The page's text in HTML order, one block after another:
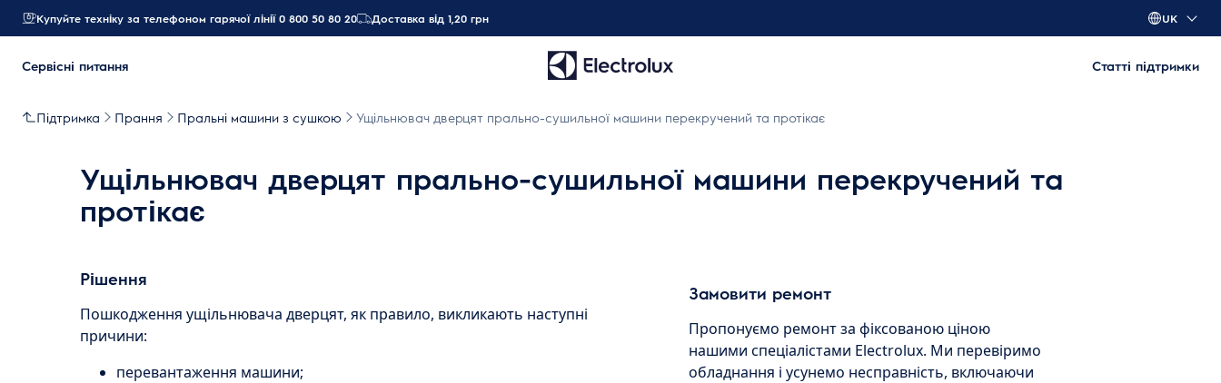
Купуйте техніку за телефоном гарячої лінії 0 800 50 80 20 Доставка від 1,20 грн UK
Сервісні питання Статті підтримки
Підтримка Прання Пральні машини з сушкою Ущільнювач дверцят прально-сушильної машини перекручений та протікає
Ущільнювач дверцят прально-сушильної машини перекручений та
протікає
Рішення
Пошкодження ущільнювача дверцят, як правило, викликають наступні
причини:
перевантаження машини;
Замовити ремонт
Пропонуємо ремонт за фіксованою ціною
нашими спеціалістами Electrolux. Ми перевіримо
обладнання і усунемо несправність, включаючи